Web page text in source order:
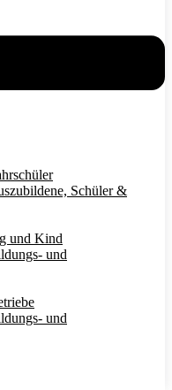
Schüler &
und Kind
und
und